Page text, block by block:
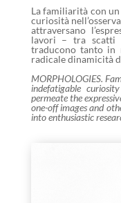
La familiarità con
curiosità
attraversano
lavori – tra
traducono tanto in
radicale dinamicità
MORPHOLOGIES.
indefatigable
permeate the
one-off images and
into enthusiastic